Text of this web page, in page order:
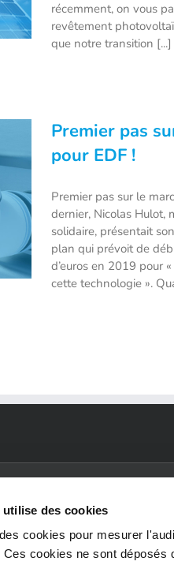
des cookies
cookies pour mesurer
Ces cookies ne sont déposés
récemment, on vous
revêtement
que notre transition [...]
Premier pas
pour EDF !
Premier pas sur le
dernier, Nicolas Hulot,
solidaire, présentait
plan qui prévoit de
d’euros en 2019 pour
cette technologie ».